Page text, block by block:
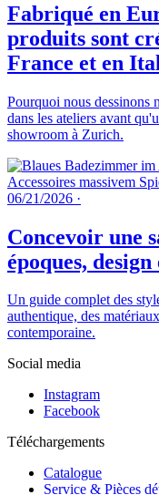
Fabriqué en
produits sont
France et en
Pourquoi nous dessinons
dans les ateliers avant
showroom à Zurich.
06/21/2026 ·
Concevoir une
époques,
Un guide complet des
authentique, des
contemporaine.
Social media
Instagram
Facebook
Téléchargements
Catalogue
Service & Pièces